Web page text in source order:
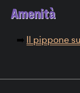
Amenità
Il pippone